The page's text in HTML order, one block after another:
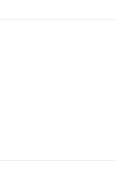
บิดาและแถมเงินอีกสิบล้าน!
ขาไว้ ส่งสายตาห้ามปราม
ลาส่งเสียงอ้อนวอนอยู่ระยะ
มารุกไล่สติน้อยๆ ของ
กับริมฝีปากที่วนเวียน
ลมลูบของมือชายหนุ่ม